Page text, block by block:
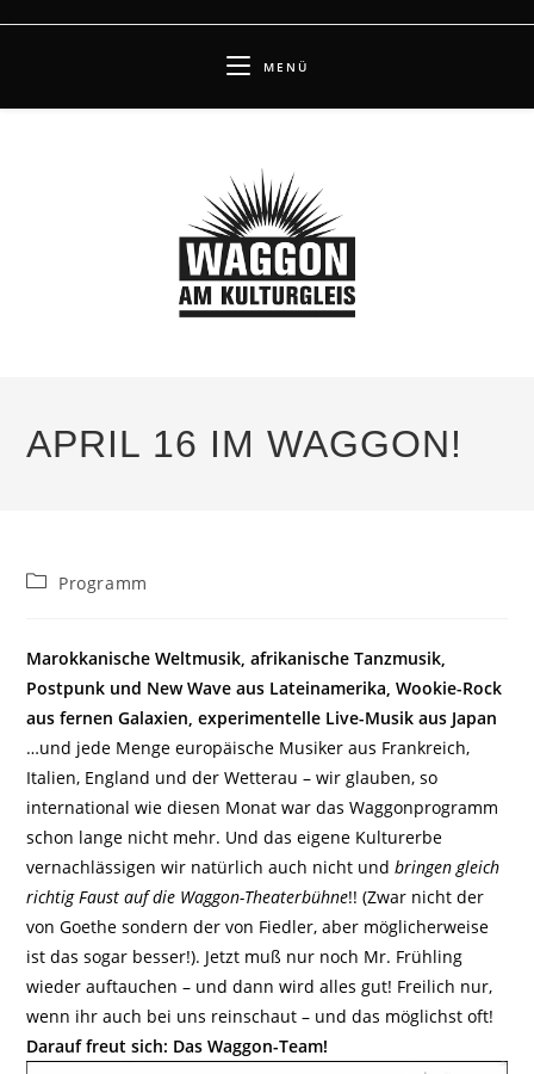
MENÜ
APRIL 16 IM WAGGON!
Beitrags-
Programm
Marokkanische Weltmusik, afrikanische Tanzmusik,
Postpunk und New Wave aus Lateinamerika, Wookie-Rock
aus fernen Galaxien, experimentelle Live-Musik aus Japan
…und jede Menge europäische Musiker aus Frankreich,
Italien, England und der Wetterau – wir glauben, so
international wie diesen Monat war das Waggonprogramm
schon lange nicht mehr. Und das eigene Kulturerbe
vernachlässigen wir natürlich auch nicht und bringen gleich
richtig Faust auf die Waggon-Theaterbühne!! (Zwar nicht der
von Goethe sondern der von Fiedler, aber möglicherweise
ist das sogar besser!). Jetzt muß nur noch Mr. Frühling
wieder auftauchen – und dann wird alles gut! Freilich nur,
wenn ihr auch bei uns reinschaut – und das möglichst oft!
Darauf freut sich: Das Waggon-Team!